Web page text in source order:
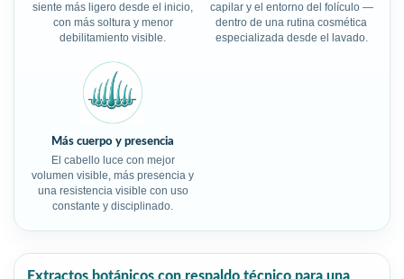
siente más ligero desde el inicio,
con más soltura y menor
debilitamiento visible.
capilar y el entorno del folículo —
dentro de una rutina cosmética
especializada desde el lavado.
Más cuerpo y presencia
El cabello luce con mejor
volumen visible, más presencia y
una resistencia visible con uso
constante y disciplinado.